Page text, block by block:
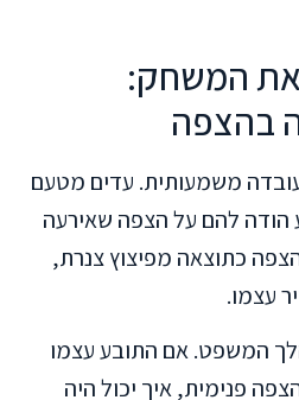
את המשחק:
בהצפה
משמעותית. עדים מטעם
הודה להם על הצפה שאירעה
כתוצאה מפיצוץ צנרת,
עצמו.
המשפט. אם התובע עצמו
פנימית, איך יכול היה